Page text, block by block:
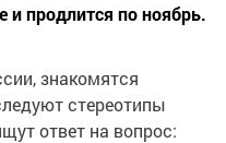
и продлится по ноябрь.
знакомятся
стереотипы
ответ на вопрос: